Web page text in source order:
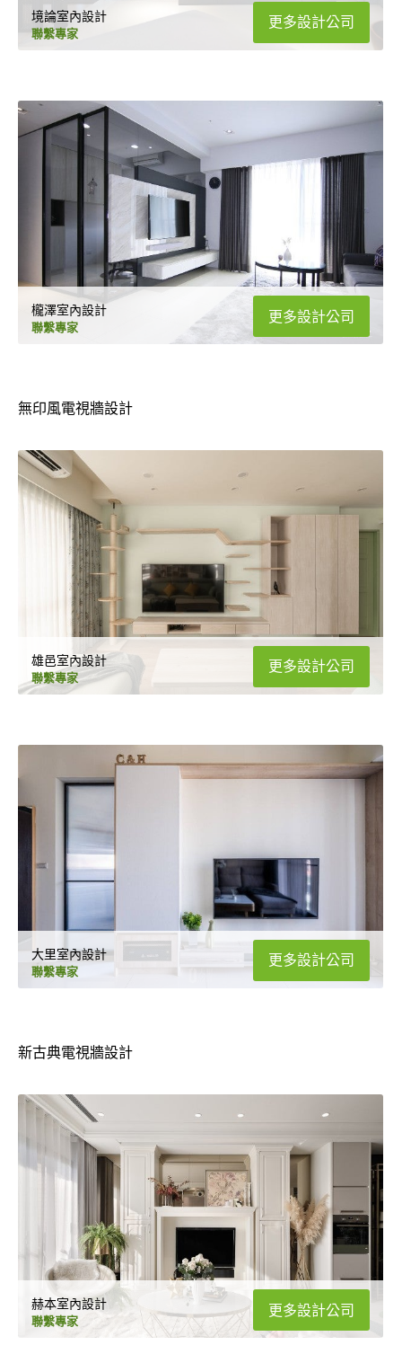
境論室內設計
聯繫專家
更多設計公司
櫳澤室內設計
聯繫專家
更多設計公司
無印風電視牆設計
雄邑室內設計
聯繫專家
更多設計公司
大里室內設計
聯繫專家
更多設計公司
新古典電視牆設計
赫本室內設計
聯繫專家
更多設計公司